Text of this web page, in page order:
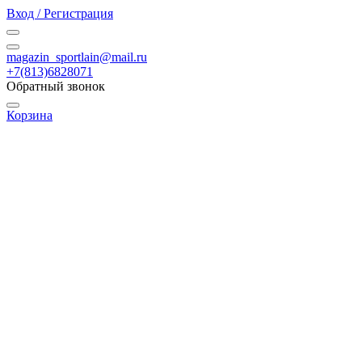
Вход / Регистрация
magazin_sportlain@mail.ru
+7(813)6828071
Обратный звонок
Корзина